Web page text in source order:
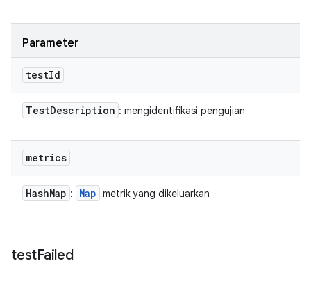
Parameter
testId
TestDescription : mengidentifikasi pengujian
metrics
HashMap : Map metrik yang dikeluarkan
testFailed